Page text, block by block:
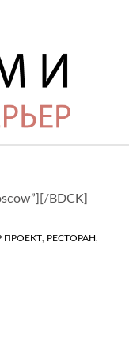
BDCK]
ПРОЕКТ, РЕСТОРАН,